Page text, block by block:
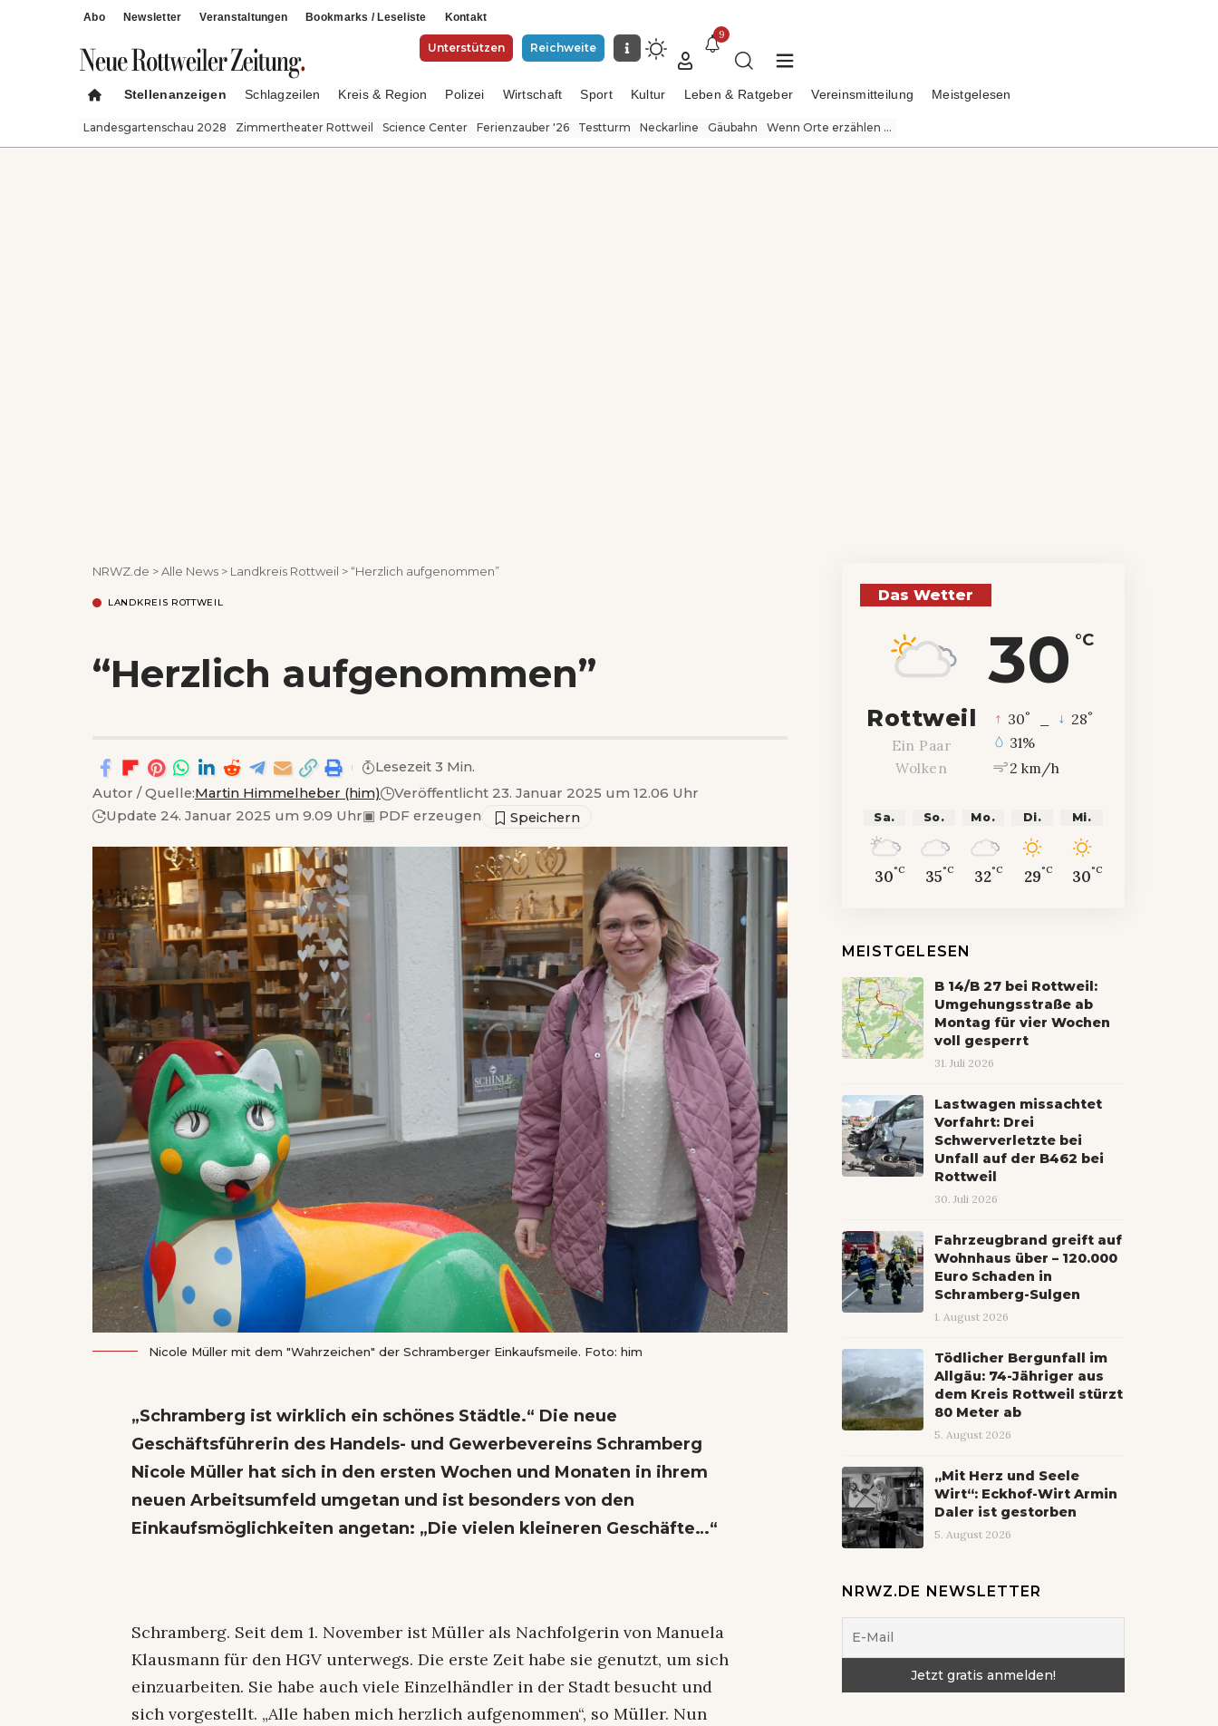
Abo Newsletter Veranstaltungen Bookmarks / Leseliste Kontakt
Unterstützen Reichweite
9
Stellenanzeigen Schlagzeilen Kreis & Region Polizei Wirtschaft Sport Kultur Leben & Ratgeber Vereinsmitteilung Meistgelesen
Landesgartenschau 2028 Zimmertheater Rottweil Science Center Ferienzauber '26 Testturm Neckarline Gäubahn Wenn Orte erzählen ...
NRWZ.de >Alle News > Landkreis Rottweil >“Herzlich aufgenommen”
LANDKREIS ROTTWEIL
“Herzlich aufgenommen”
Autor / Quelle:Martin Himmelheber (him)
Veröffentlicht 23. Januar 2025 um 12.06 Uhr
Update 24. Januar 2025 um 9.09 Uhr▣ PDF erzeugen
Lesezeit 3 Min.
Nicole Müller mit dem "Wahrzeichen" der Schramberger Einkaufsmeile. Foto: him
„Schramberg ist wirklich ein schönes Städtle.“ Die neue
Geschäftsführerin des Handels- und Gewerbevereins Schramberg
Nicole Müller hat sich in den ersten Wochen und Monaten in ihrem
neuen Arbeitsumfeld umgetan und ist besonders von den
Einkaufsmöglichkeiten angetan: „Die vielen kleineren Geschäfte…“
Schramberg. Seit dem 1. November ist Müller als Nachfolgerin von Manuela
Klausmann für den HGV unterwegs. Die erste Zeit habe sie genutzt, um sich
einzuarbeiten. Sie habe auch viele Einzelhändler in der Stadt besucht und
sich vorgestellt. „Alle haben mich herzlich aufgenommen“, so Müller. Nun
Das Wetter
30 °C
Rottweil
Ein Paar
Wolken
30° 28°
31%
2 km/h
Sa.
30°C
So.
35°C
Mo.
32°C
Di.
29°C
Mi.
30°C
MEISTGELESEN
B 14/B 27 bei Rottweil:
Umgehungsstraße ab
Montag für vier Wochen
voll gesperrt
31. Juli 2026
Lastwagen missachtet
Vorfahrt: Drei
Schwerverletzte bei
Unfall auf der B462 bei
Rottweil
30. Juli 2026
Fahrzeugbrand greift auf
Wohnhaus über – 120.000
Euro Schaden in
Schramberg-Sulgen
1. August 2026
Tödlicher Bergunfall im
Allgäu: 74-Jähriger aus
dem Kreis Rottweil stürzt
80 Meter ab
5. August 2026
„Mit Herz und Seele
Wirt“: Eckhof-Wirt Armin
Daler ist gestorben
5. August 2026
NRWZ.DE NEWSLETTER